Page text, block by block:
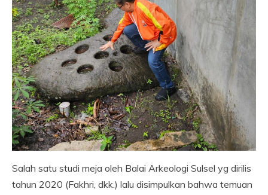
Salah satu studi meja oleh Balai Arkeologi Sulsel yg dirilis
tahun 2020 (Fakhri, dkk.) lalu disimpulkan bahwa temuan